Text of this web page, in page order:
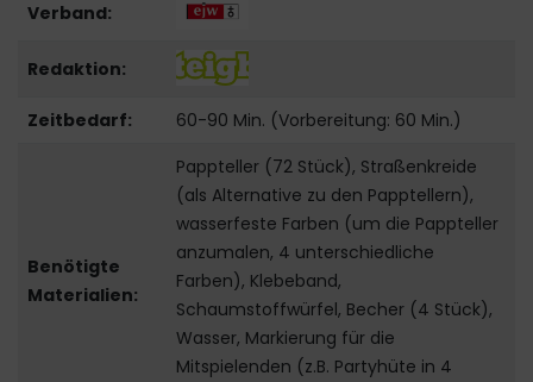
Verband:
Redaktion:
Zeitbedarf: 60-90 Min. (Vorbereitung: 60 Min.)
Benötigte
Materialien:
Pappteller (72 Stück), Straßenkreide
(als Alternative zu den Papptellern),
wasserfeste Farben (um die Pappteller
anzumalen, 4 unterschiedliche
Farben), Klebeband,
Schaumstoffwürfel, Becher (4 Stück),
Wasser, Markierung für die
Mitspielenden (z.B. Partyhüte in 4